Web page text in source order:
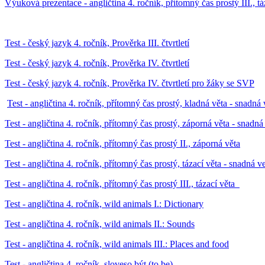
Výuková prezentace - angličtina 4. ročník, přítomný čas prostý III.,
Test - český jazyk 4. ročník, Prověrka III. čtvrtletí
Test - český jazyk 4. ročník, Prověrka IV. čtvrtletí
Test - český jazyk 4. ročník, Prověrka IV. čtvrtletí pro žáky se SVP
Test - angličtina 4. ročník, přítomný čas prostý, kladná věta - snadná
Test - angličtina 4. ročník, přítomný čas prostý, záporná věta - snadná
Test - angličtina 4. ročník, přítomný čas prostý II., záporná věta
Test - angličtina 4. ročník, přítomný čas prostý, tázací věta - snadná
Test - angličtina 4. ročník, přítomný čas prostý III., tázací věta
Test - angličtina 4. ročník, wild animals I.: Dictionary
Test - angličtina 4. ročník, wild animals II.: Sounds
Test - angličtina 4. ročník, wild animals III.: Places and food